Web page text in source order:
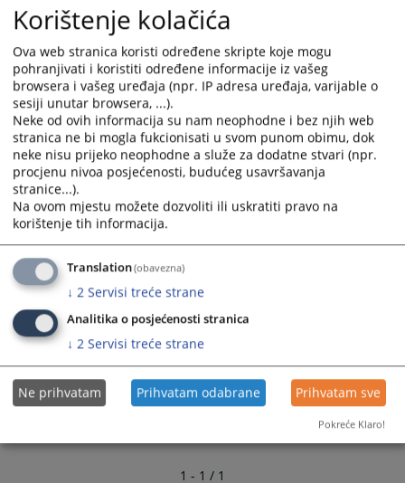
2577PREGLEDA
1 - 1 / 1
Korištenje kolačića
Ova web stranica koristi određene skripte koje mogu
pohranjivati i koristiti određene informacije iz vašeg
browsera i vašeg uređaja (npr. IP adresa uređaja, varijable o
sesiji unutar browsera, ...).
Neke od ovih informacija su nam neophodne i bez njih web
stranica ne bi mogla fukcionisati u svom punom obimu, dok
neke nisu prijeko neophodne a služe za dodatne stvari (npr.
procjenu nivoa posjećenosti, budućeg usavršavanja
stranice...).
Na ovom mjestu možete dozvoliti ili uskratiti pravo na
korištenje tih informacija.
Translation(obavezna)
↓ 2 Servisi treće strane
Analitika o posjećenosti stranica
↓ 2 Servisi treće strane
Ne prihvatam Prihvatam odabrane Prihvatam sve
Pokreće Klaro!